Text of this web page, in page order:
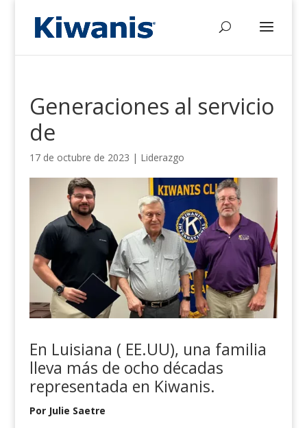
Generaciones al servicio
de
17 de octubre de 2023 | Liderazgo
En Luisiana ( EE.UU), una familia
lleva más de ocho décadas
representada en Kiwanis.
Por Julie Saetre